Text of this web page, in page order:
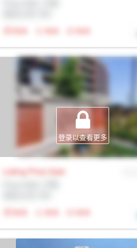
N/A
N/A N/A
登录以查看更多
Listing Price Sale
N/A
N/A N/A